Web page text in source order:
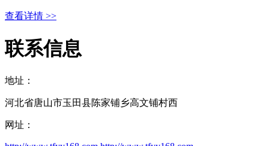
查看详情 >>
联系信息
地址：
河北省唐山市玉田县陈家铺乡高文铺村西
网址：